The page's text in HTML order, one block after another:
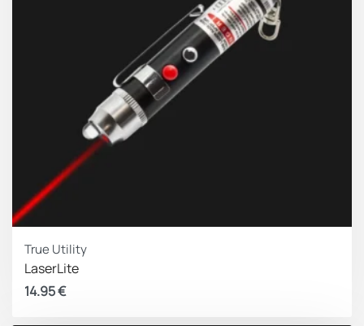
Ανοιχτήρι κουτιών
Οπή για κρέμασμα
Μεγέθη / υλικά:
Βάρος: 94,5 γραμμάρια
Μέγεθος κλειστό: 85 x 51,7 x 3,5 χιλιοστά
Υλικό κατασκευής: 420J1 / 420J2 / αλουμίνιο 5052
Σκληρότητα λεπίδας: 51 – 54 HRC
True Utility
LaserLite
14.95€